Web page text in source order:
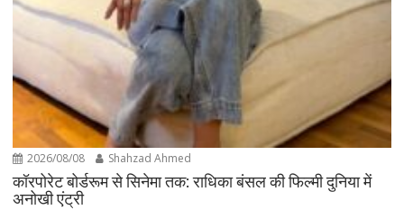
2026/08/08 Shahzad Ahmed
कॉरपोरेट बोर्डरूम से सिनेमा तक: राधिका बंसल की फिल्मी दुनिया में
अनोखी एंट्री